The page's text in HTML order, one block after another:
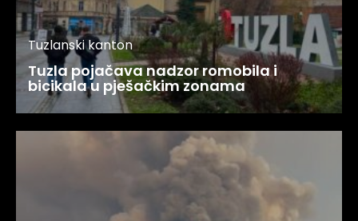
Tuzlanski kanton
Tuzla pojačava nadzor romobila i
bicikala u pješačkim zonama